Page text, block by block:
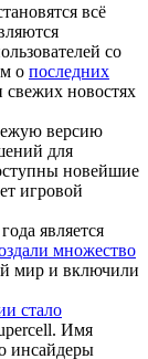
всё
со
о последних
свежих новостях
версию
для
новейшие
игровой
является
множество
мир и включили
стало
Имя
инсайдеры